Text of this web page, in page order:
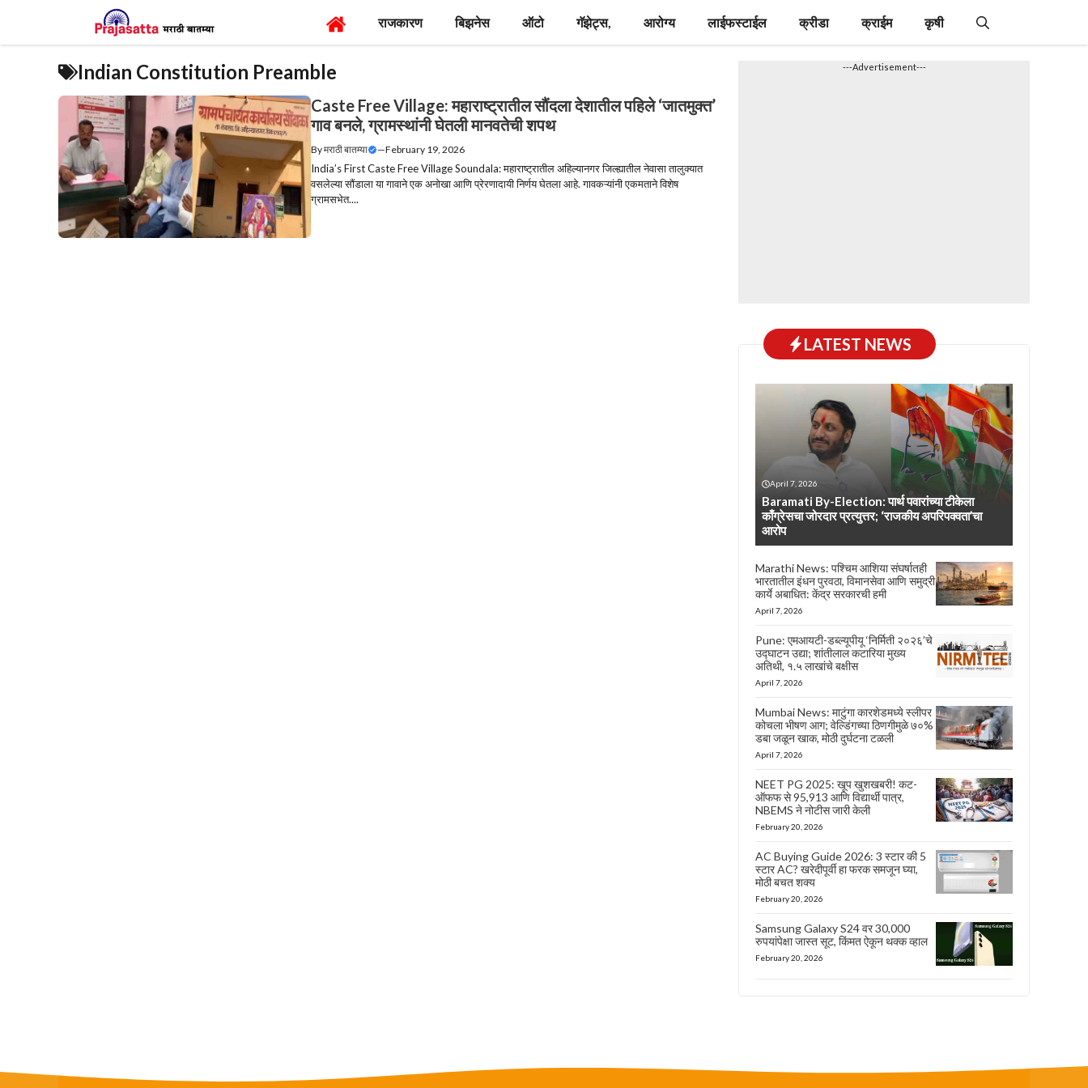
content
राजकारण बिझनेस ऑटो गॅझेट्स, आरोग्य लाईफस्टाईल क्रीडा क्राईम कृषी
Indian Constitution Preamble
Caste Free Village: महाराष्ट्रातील सौंदला देशातील पहिले ‘जातमुक्त’
गाव बनले, ग्रामस्थांनी घेतली मानवतेची शपथ
Byमराठी बातम्या —February 19, 2026
India’s First Caste Free Village Soundala: महाराष्ट्रातील अहिल्यानगर जिल्ह्यातील नेवासा तालुक्यात
वसलेल्या सौंडाला या गावाने एक अनोखा आणि प्रेरणादायी निर्णय घेतला आहे. गावकऱ्यांनी एकमताने विशेष
ग्रामसभेत....
---Advertisement---
LATEST NEWS
April 7, 2026
Baramati By-Election: पार्थ पवारांच्या टीकेला
काँग्रेसचा जोरदार प्रत्युत्तर; ‘राजकीय अपरिपक्वता’चा
आरोप
Marathi News: पश्चिम आशिया संघर्षातही
भारतातील इंधन पुरवठा, विमानसेवा आणि समुद्री
कार्ये अबाधित: केंद्र सरकारची हमी
April 7, 2026
Pune: एमआयटी-डब्ल्यूपीयू ‘निर्मिती २०२६’चे
उद्घाटन उद्या; शांतीलाल कटारिया मुख्य
अतिथी, १.५ लाखांचे बक्षीस
April 7, 2026
Mumbai News: माटुंगा कारशेडमध्ये स्लीपर
कोचला भीषण आग; वेल्डिंगच्या ठिणगीमुळे ७०%
डबा जळून खाक, मोठी दुर्घटना टळली
April 7, 2026
NEET PG 2025: खूप खुशखबरी! कट-
ऑफफ से 95,913 आणि विद्यार्थी पात्र,
NBEMS ने नोटीस जारी केली
February 20, 2026
AC Buying Guide 2026: 3 स्टार की 5
स्टार AC? खरेदीपूर्वी हा फरक समजून घ्या,
मोठी बचत शक्य
February 20, 2026
Samsung Galaxy S24 वर 30,000
रुपयांपेक्षा जास्त सूट, किंमत ऐकून थक्क व्हाल
February 20, 2026